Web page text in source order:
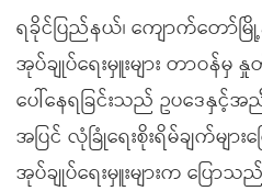
ရခိုင်ပြည်နယ်၊ ကျောက်တော်
အုပ်ချုပ်ရေးမှူးများ တာဝန်
ပေါ်နေရခြင်းသည် ဥပဒေနှင့်
အပြင် လုံခြုံရေးစိုးရိမ်ချက်မျာ
အုပ်ချုပ်ရေးမှူးများက ပြောသ